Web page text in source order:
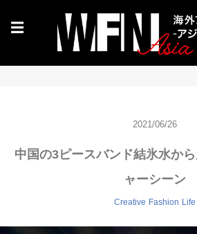
☰
2021/06/26
中国の3ピースバンド結氷水か
ャーシーン
Creative Fashion Life